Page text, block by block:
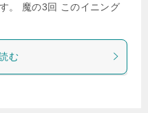
。 魔の3回 このイニング
む